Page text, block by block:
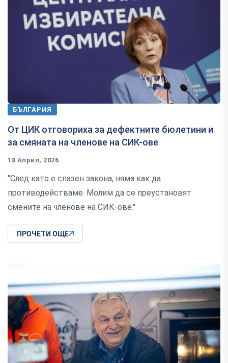
БЪЛГАРИЯ
От ЦИК отговориха за дефектните бюлетини и
за смяната на членове на СИК-ове
18 Април, 2026
"След като е спазен закона, няма как да
противодействаме. Молим да се преустановят
смените на членове на СИК-ове."
ПРОЧЕТИ ОЩЕ